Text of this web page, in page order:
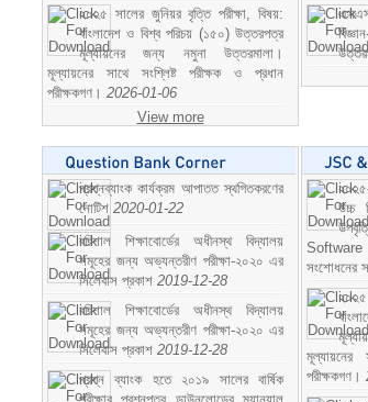
২০২৫ সালের জুনিয়র বৃত্তি পরীক্ষা, বিষয়:
বাংলাদেশ ও বিশ্ব পরিচয় (১৫০) উত্তরপত্র
মূল্যায়নের জন্য নমুনা উত্তরমালা।
মূল্যায়নের সাথে সংশ্লিষ্ট পরীক্ষক ও প্রধান
পরীক্ষকগণ। 2026-01-06
View more
প্রশ্নব্যাংক কার্যক্রম আপাতত স্থগিতকরণের
নোটিশ 2020-01-22
বরিশাল শিক্ষাবোর্ডের অধীনস্থ বিদ্যালয়
সমূহের জন্য অভ্যন্তরীণ পরীক্ষা-২০২০ এর
সিলেবাস প্রকাশ 2019-12-28
বরিশাল শিক্ষাবোর্ডের অধীনস্থ বিদ্যালয়
সমূহের জন্য অভ্যন্তরীণ পরীক্ষা-২০২০ এর
সিলেবাস প্রকাশ 2019-12-28
প্রশ্ন ব্যাংক হতে ২০১৯ সালের বার্ষিক
উচ্চ
সংশোধনের
২০২৫
মূল্যায়নের
পরীক্ষকগণ।